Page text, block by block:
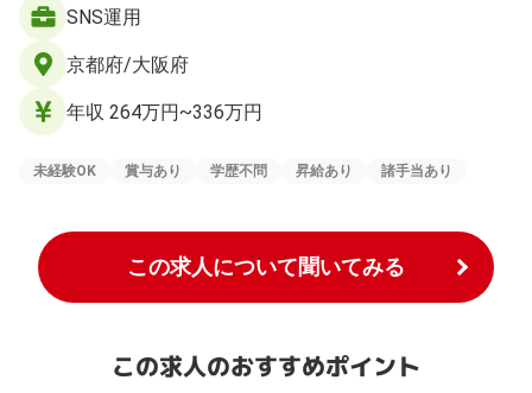
SNS運用
京都府/大阪府
年収 264万円~336万円
未経験OK 賞与あり 学歴不問 昇給あり 諸手当あり
この求人について聞いてみる
この求人のおすすめポイント